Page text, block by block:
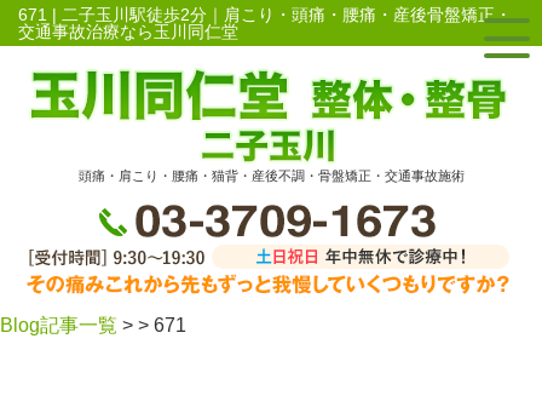
671 | 二子玉川駅徒歩2分｜肩こり・頭痛・腰痛・産後骨盤矯正・
交通事故治療なら玉川同仁堂
頭痛・肩こり・腰痛・猫背・産後不調・骨盤矯正・交通事故施術
Blog記事一覧 > > 671